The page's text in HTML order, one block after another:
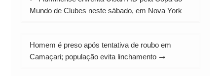
deMundo de Clubes neste sábado, em Nova York
Homem é preso após tentativa de roubo em
Camaçari; população evita linchamento